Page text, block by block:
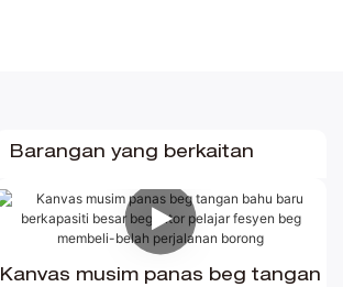
Barangan yang berkaitan
Kanvas musim panas beg tangan